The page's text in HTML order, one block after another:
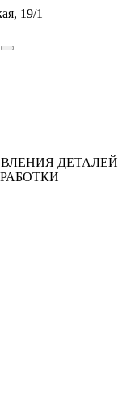
19/1
ДЕТАЛЕЙ